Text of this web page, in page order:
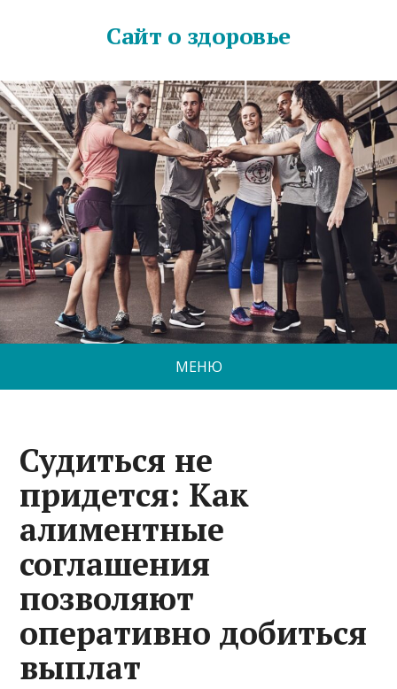
Сайт о здоровье
МЕНЮ
Судиться не
придется: Как
алиментные
соглашения
позволяют
оперативно добиться
выплат